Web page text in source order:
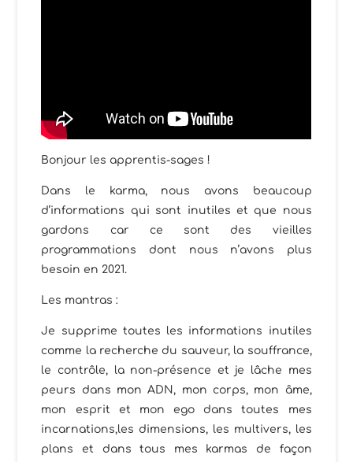
Bonjour les apprentis-sages !
Dans le karma, nous avons beaucoup
d’informations qui sont inutiles et que nous
gardons car ce sont des vieilles
programmations dont nous n’avons plus
besoin en 2021.
Les mantras :
Je supprime toutes les informations inutiles
comme la recherche du sauveur, la souffrance,
le contrôle, la non-présence et je lâche mes
peurs dans mon ADN, mon corps, mon âme,
mon esprit et mon ego dans toutes mes
incarnations,les dimensions, les multivers, les
plans et dans tous mes karmas de façon